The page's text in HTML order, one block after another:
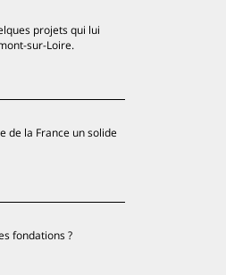
projets qui lui
sur-Loire.
de la France un solide
fondations ?